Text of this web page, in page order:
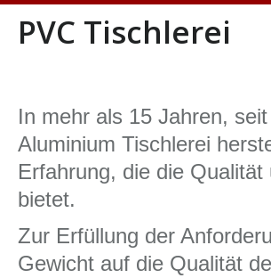
PVC Tischlerei
In mehr als 15 Jahren,
Aluminium Tischlerei
Erfahrung, die die
bietet.
Zur Erfüllung der
Gewicht auf die Qualität